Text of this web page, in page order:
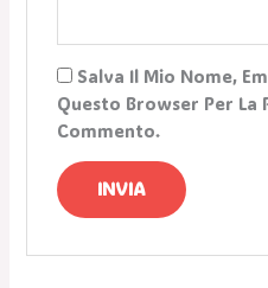
Salva Il Mio Nome,
Questo Browser Per La
Commento.